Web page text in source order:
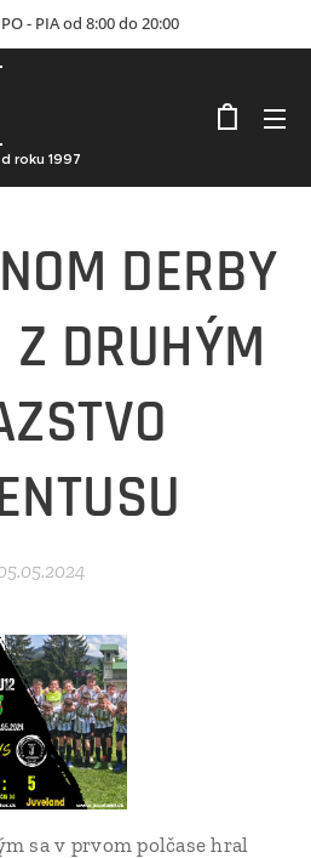
- PIA od 8:00 do 20:00
roku 1997
DERBY
Z DRUHÝM
sa v prvom polčase hral